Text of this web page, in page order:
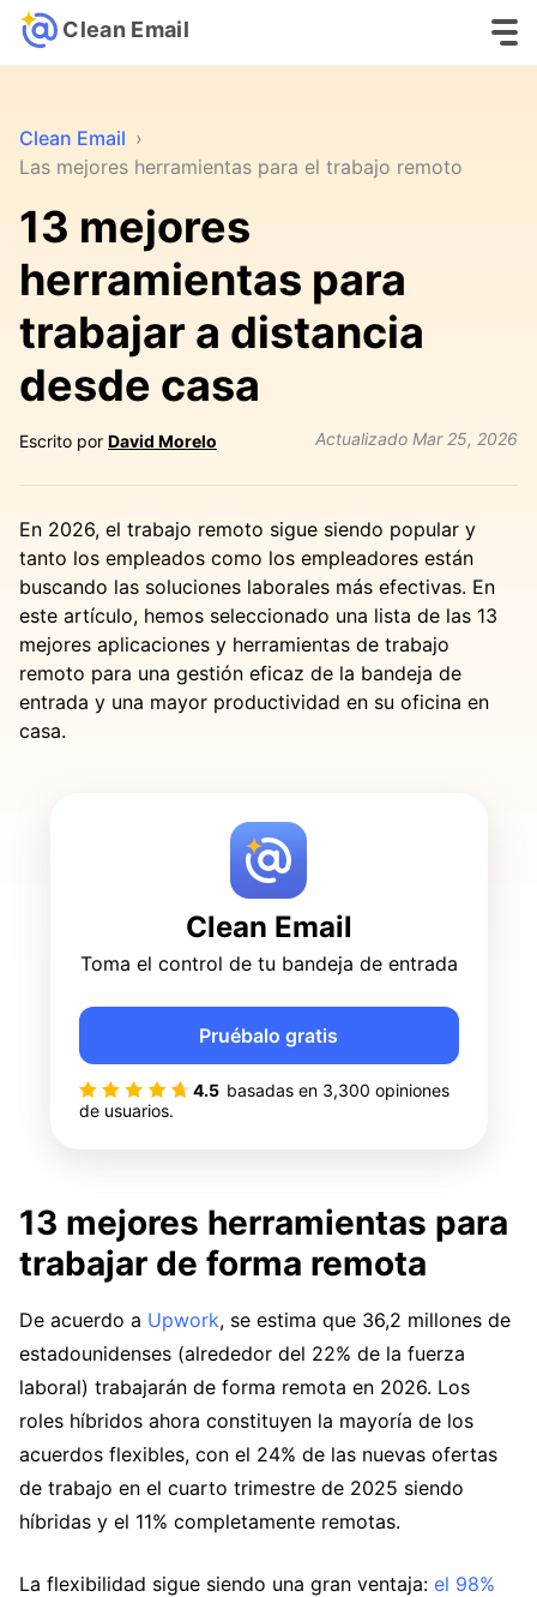
Clean Email
Clean Email ›
Las mejores herramientas para el trabajo remoto
13 mejores
herramientas para
trabajar a distancia
desde casa
Escrito por David Morelo Actualizado Mar 25, 2026
En 2026, el trabajo remoto sigue siendo popular y
tanto los empleados como los empleadores están
buscando las soluciones laborales más efectivas. En
este artículo, hemos seleccionado una lista de las 13
mejores aplicaciones y herramientas de trabajo
remoto para una gestión eficaz de la bandeja de
entrada y una mayor productividad en su oficina en
casa.
Clean Email
Toma el control de tu bandeja de entrada
4.5 basadas en 3,300 opiniones
de usuarios.
Pruébalo gratis
13 mejores herramientas para
trabajar de forma remota
De acuerdo a Upwork, se estima que 36,2 millones de
estadounidenses (alrededor del 22% de la fuerza
laboral) trabajarán de forma remota en 2026. Los
roles híbridos ahora constituyen la mayoría de los
acuerdos flexibles, con el 24% de las nuevas ofertas
de trabajo en el cuarto trimestre de 2025 siendo
híbridas y el 11% completamente remotas.
La flexibilidad sigue siendo una gran ventaja: el 98%